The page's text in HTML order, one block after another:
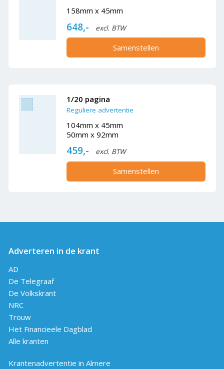
158mm x 45mm
648,- excl. BTW
Samenstellen
1/20 pagina
Reguliere advertentie
104mm x 45mm
50mm x 92mm
459,- excl. BTW
Samenstellen
Adverteren in de krant
AD
De Telegraaf
De Volkskrant
NRC
Trouw
Het Financieele Dagblad
Alle kranten
Krantenadvertentie in Almere